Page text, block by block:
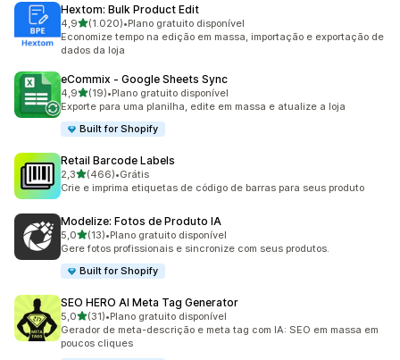
Hextom: Bulk Product Edit
4,9de 5 estrelas
(1.020)
1020 avaliações ao todo
•Plano gratuito disponível
Economize tempo na edição em massa, importação e exportação de
dados da loja
eCommix ‑ Google Sheets Sync
4,9de 5 estrelas
(19)
19 avaliações ao todo
•Plano gratuito disponível
Exporte para uma planilha, edite em massa e atualize a loja
Built for Shopify
Retail Barcode Labels
2,3de 5 estrelas
(466)
466 avaliações ao todo
•Grátis
Crie e imprima etiquetas de código de barras para seus produto
Modelize: Fotos de Produto IA
5,0de 5 estrelas
(13)
13 avaliações ao todo
•Plano gratuito disponível
Gere fotos profissionais e sincronize com seus produtos.
Built for Shopify
SEO HERO AI Meta Tag Generator
5,0de 5 estrelas
(31)
31 avaliações ao todo
•Plano gratuito disponível
Gerador de meta-descrição e meta tag com IA: SEO em massa em
poucos cliques